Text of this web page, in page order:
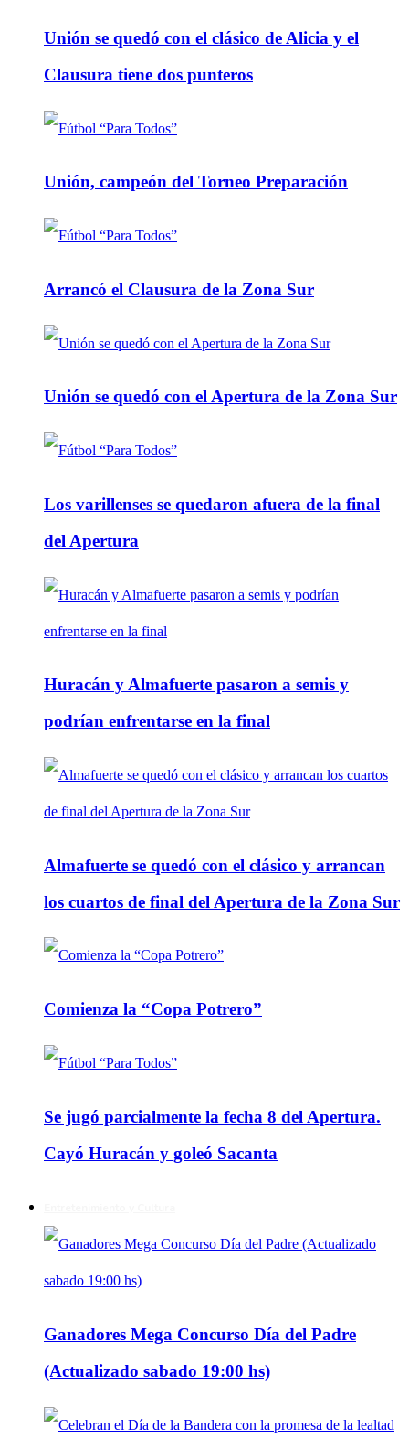
Unión se quedó con el clásico de Alicia y el
Clausura tiene dos punteros
Unión, campeón del Torneo Preparación
Arrancó el Clausura de la Zona Sur
Unión se quedó con el Apertura de la Zona Sur
Los varillenses se quedaron afuera de la final
del Apertura
Huracán y Almafuerte pasaron a semis y
podrían enfrentarse en la final
Almafuerte se quedó con el clásico y arrancan
los cuartos de final del Apertura de la Zona Sur
Comienza la “Copa Potrero”
Se jugó parcialmente la fecha 8 del Apertura.
Cayó Huracán y goleó Sacanta
Ganadores Mega Concurso Día del Padre
(Actualizado sabado 19:00 hs)